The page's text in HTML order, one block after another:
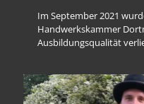
Im September 2021
Handwerkskammer
Ausbildungsqualität